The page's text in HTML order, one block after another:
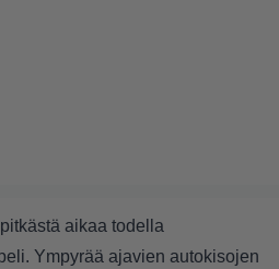
aikaa todella
Ympyrää ajavien autokisojen